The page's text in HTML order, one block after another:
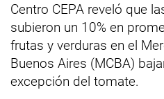
Centro CEPA reveló que
subieron un 10% en
frutas y verduras en el
Buenos Aires (MCBA)
excepción del tomate.